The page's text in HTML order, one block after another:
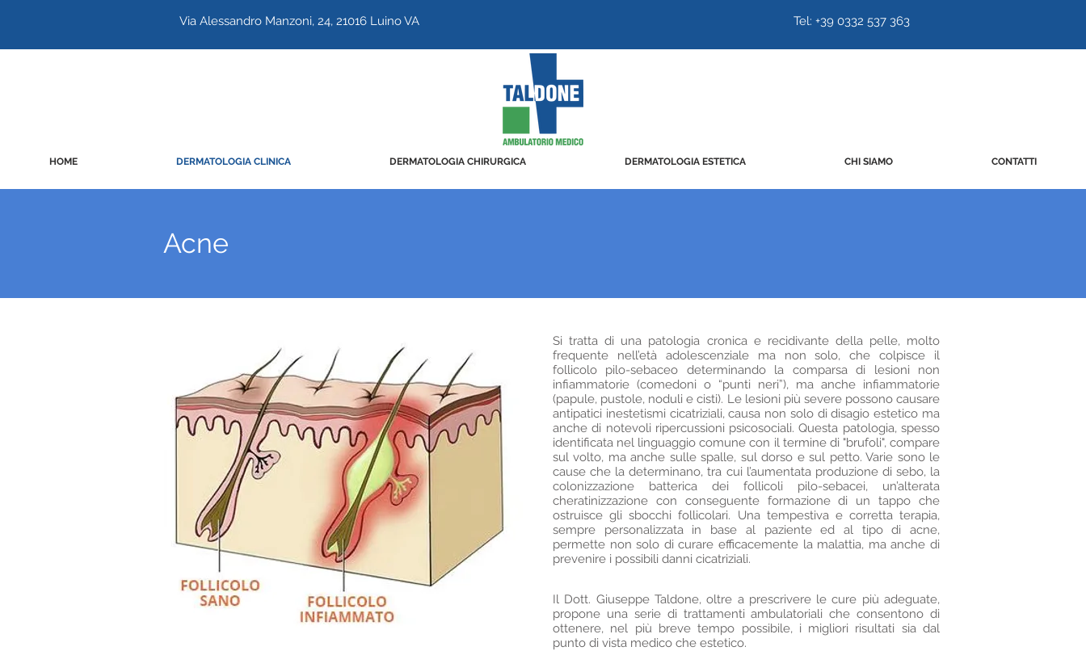
Via Alessandro Manzoni, 24, 21016 Luino VA Tel: +39 0332 537 363
HOME DERMATOLOGIA CLINICA DERMATOLOGIA CHIRURGICA DERMATOLOGIA ESTETICA CHI SIAMO CONTATTI
Acne
Si tratta di una patologia cronica e recidivante della pelle, molto
frequente nell’età adolescenziale ma non solo, che colpisce il
follicolo pilo-sebaceo determinando la comparsa di lesioni non
infiammatorie (comedoni o “punti neri”), ma anche infiammatorie
(papule, pustole, noduli e cisti). Le lesioni più severe possono causare
antipatici inestetismi cicatriziali, causa non solo di disagio estetico ma
anche di notevoli ripercussioni psicosociali. Questa patologia, spesso
identificata nel linguaggio comune con il termine di "brufoli", compare
sul volto, ma anche sulle spalle, sul dorso e sul petto. Varie sono le
cause che la determinano, tra cui l’aumentata produzione di sebo, la
colonizzazione batterica dei follicoli pilo-sebacei, un’alterata
cheratinizzazione con conseguente formazione di un tappo che
ostruisce gli sbocchi follicolari. Una tempestiva e corretta terapia,
sempre personalizzata in base al paziente ed al tipo di acne,
permette non solo di curare efficacemente la malattia, ma anche di
prevenire i possibili danni cicatriziali.
Il Dott. Giuseppe Taldone, oltre a prescrivere le cure più adeguate,
propone una serie di trattamenti ambulatoriali che consentono di
ottenere, nel più breve tempo possibile, i migliori risultati sia dal
punto di vista medico che estetico.